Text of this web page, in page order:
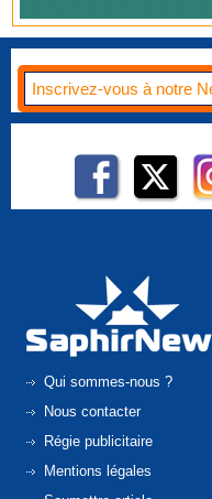
Qui sommes-nous ?
Nous contacter
Régie publicitaire
Mentions légales